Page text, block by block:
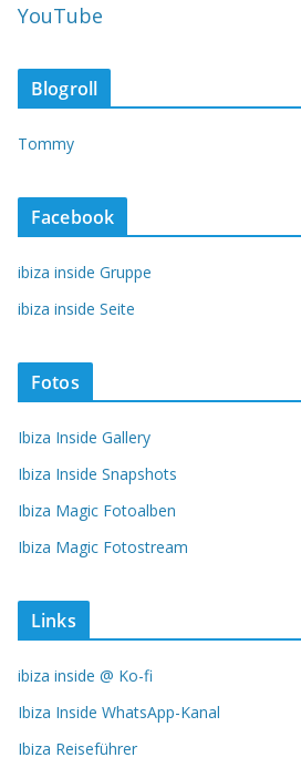
YouTube
Blogroll
Tommy
Facebook
ibiza inside Gruppe
ibiza inside Seite
Fotos
Ibiza Inside Gallery
Ibiza Inside Snapshots
Ibiza Magic Fotoalben
Ibiza Magic Fotostream
Links
ibiza inside @ Ko-fi
Ibiza Inside WhatsApp-Kanal
Ibiza Reiseführer